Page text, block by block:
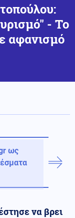
- Το
αφανισμό
ως
να βρει